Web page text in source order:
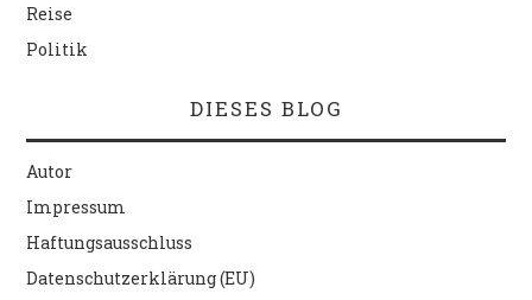
Reise
Politik
DIESES BLOG
Autor
Impressum
Haftungsausschluss
Datenschutzerklärung (EU)